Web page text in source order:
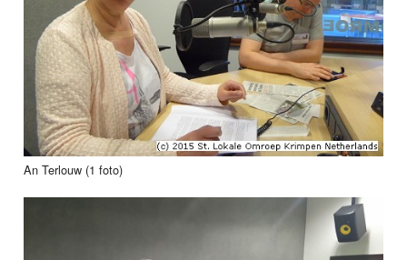
An Terlouw (1 foto)